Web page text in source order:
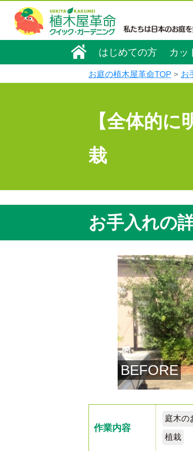
はじめての方 カッ
お庭の植木屋革命TOP お
【全体的
栽
お手入れの
BEFORE
作業内容
庭木の
植栽